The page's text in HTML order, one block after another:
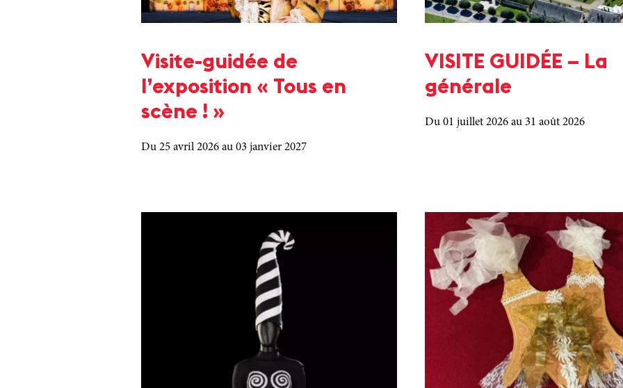
Visite-guidée de
l’exposition « Tous en
scène ! »
Du 25 avril 2026 au 03 janvier 2027
VISITE GUIDÉE – La
générale
Du 01 juillet 2026 au 31 août 2026